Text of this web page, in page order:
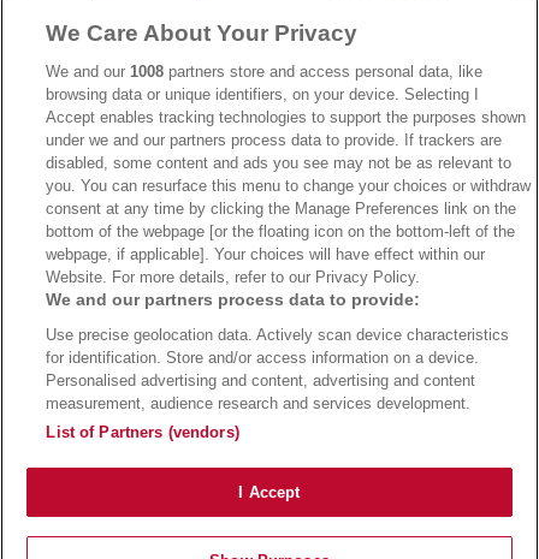
→AdmiralBet Bonus →AdmiralBet besuchen
→Bwin Bonus →Bwin besuchen
Alle Anbieter auf dieser Webseite sind offiziell in Deutschland
Bundesligatrend Fussball Bundesliga Tipps
Verantwortung!
We Care About Your Privacy
We and our1008 partners store and access personal data, like
browsing data or unique identifiers, on your device. Selecting I
Accept enables tracking technologies to support the purposes shown
under we and our partners process data to provide. If trackers are
disabled, some content and ads you see may not be as relevant to
you. You can resurface this menu to change your choices or withdraw
consent at any time by clicking the Manage Preferences link on the
bottom of the webpage [or the floating icon on the bottom-left of the
webpage, if applicable]. Your choices will have effect within our
Website. For more details, refer to our Privacy Policy.
We and our partners process data to provide:
Use precise geolocation data. Actively scan device characteristics
for identification. Store and/or access information on a device.
Personalised advertising and content, advertising and content
measurement, audience research and services development.
List of Partners (vendors)
I Accept